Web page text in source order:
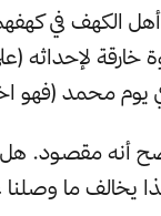
أهل الكهف في
خارقة
محمد (فهو
صح أنه مقصود.
يخالف ما